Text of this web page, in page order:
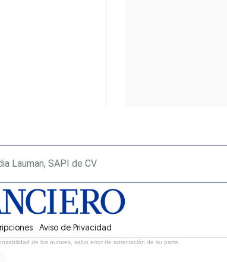
Lauman, SAPI de CV
Opens in new window
Aviso de Privacidad
de los autores, salvo error de apreciación de su parte.